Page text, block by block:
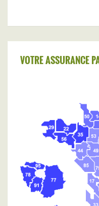
VOTRE ASSURANCE